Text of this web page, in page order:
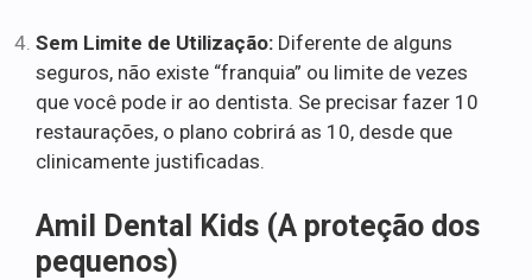
Sem Limite de Utilização: Diferente de alguns
seguros, não existe “franquia” ou limite de vezes
que você pode ir ao dentista. Se precisar fazer 10
restaurações, o plano cobrirá as 10, desde que
clinicamente justificadas.
Amil Dental Kids (A proteção dos
pequenos)